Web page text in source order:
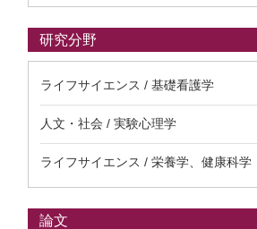
研究分野
ライフサイエンス / 基礎看護学
人文・社会 / 実験心理学
ライフサイエンス / 栄養学、健康科学
論文